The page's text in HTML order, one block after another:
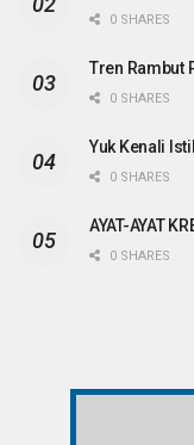
0 SHARES
Tren Rambut
0 SHARES
Yuk Kenali
0 SHARES
AYAT-AYAT
0 SHARES